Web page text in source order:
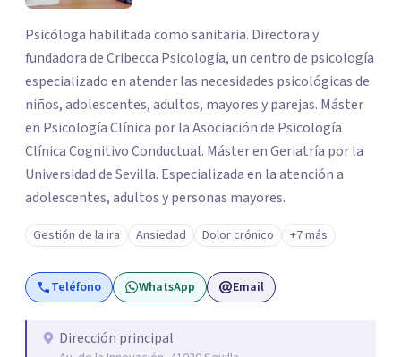
Psicóloga habilitada como sanitaria. Directora y
fundadora de Cribecca Psicología, un centro de psicología
especializado en atender las necesidades psicológicas de
niños, adolescentes, adultos, mayores y parejas. Máster
en Psicología Clínica por la Asociación de Psicología
Clínica Cognitivo Conductual. Máster en Geriatría por la
Universidad de Sevilla. Especializada en la atención a
adolescentes, adultos y personas mayores.
Gestión de la ira Ansiedad Dolor crónico +7 más
Teléfono WhatsApp Email
Dirección principal